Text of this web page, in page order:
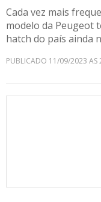
Cada vez mais
modelo da Peugeot
hatch do país ainda
PUBLICADO 11/09/2023 AS